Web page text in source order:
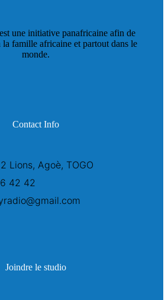
une initiative panafricaine afin de
la famille africaine et partout dans le
monde.
Contact Info
Lions, Agoè, TOGO
42 42
Joindre le studio